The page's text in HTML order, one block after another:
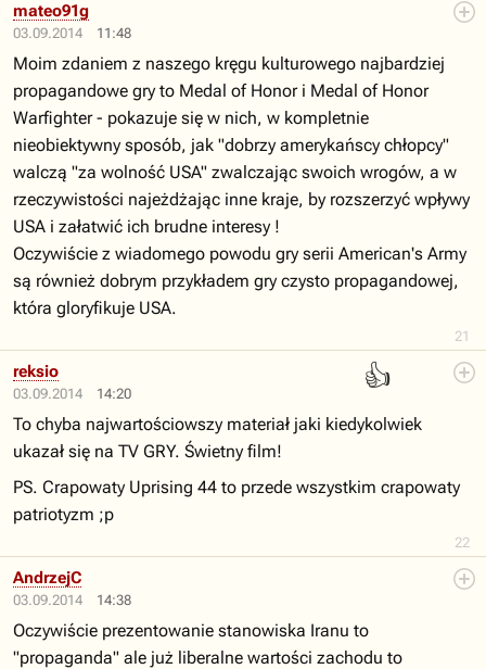
03.09.2014 11:48
21
mateo91g
Moim zdaniem z naszego kręgu kulturowego najbardziej
propagandowe gry to Medal of Honor i Medal of Honor
Warfighter - pokazuje się w nich, w kompletnie
nieobiektywny sposób, jak "dobrzy amerykańscy chłopcy"
walczą "za wolność USA" zwalczając swoich wrogów, a w
rzeczywistości najeżdżając inne kraje, by rozszerzyć wpływy
USA i załatwić ich brudne interesy !
Oczywiście z wiadomego powodu gry serii American's Army
są również dobrym przykładem gry czysto propagandowej,
która gloryfikuje USA.
03.09.2014 14:20
👍
22
reksio
To chyba najwartościowszy materiał jaki kiedykolwiek
ukazał się na TV GRY. Świetny film!
PS. Crapowaty Uprising 44 to przede wszystkim crapowaty
patriotyzm ;p
03.09.2014 14:38
AndrzejC
Oczywiście prezentowanie stanowiska Iranu to
"propaganda" ale już liberalne wartości zachodu to